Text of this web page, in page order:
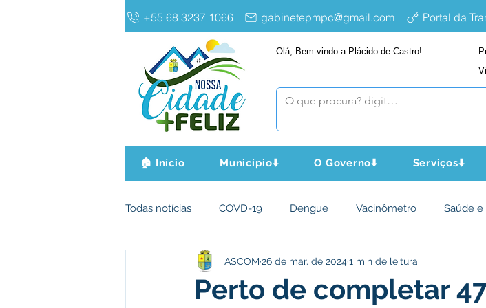
+55 68 3237 1066 gabinetepmpc@gmail.com Portal da
Olá, Bem-vindo a Plácido de Castro!
🏠 Início Município⬇️ O Governo⬇️ Serviços⬇️
Todas notícias COVD-19 Dengue Vacinômetro Saúde
Infraestrutura e Obras Agricultura e Meio Ambiente
Perto de completar
ASCOM 26 de mar. de 20241 min de leitura